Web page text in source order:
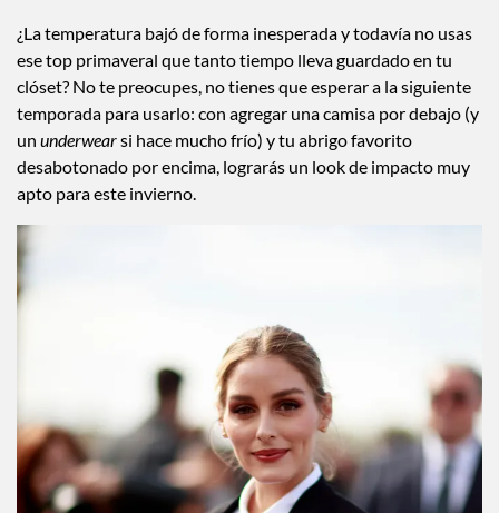
¿La temperatura bajó de forma inesperada y todavía no usas
ese top primaveral que tanto tiempo lleva guardado en tu
clóset? No te preocupes, no tienes que esperar a la siguiente
temporada para usarlo: con agregar una camisa por debajo (y
un underwearsi hace mucho frío) y tu abrigo favorito
desabotonado por encima, lograrás un look de impacto muy
apto para este invierno.